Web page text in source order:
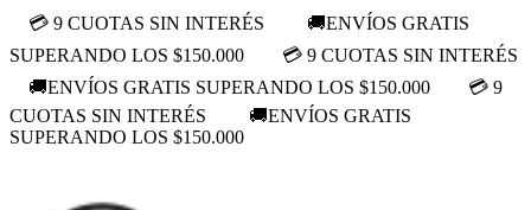
💳 9 CUOTAS SIN INTERÉS
🚚ENVÍOS GRATIS
SUPERANDO LOS $150.000
💳 9 CUOTAS SIN INTERÉS
🚚ENVÍOS GRATIS SUPERANDO LOS $150.000
💳 9
CUOTAS SIN INTERÉS
🚚ENVÍOS GRATIS
SUPERANDO LOS $150.000